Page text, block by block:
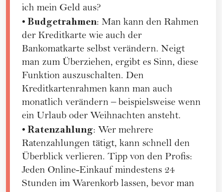
ich mein Geld aus?
• Budgetrahmen: Man kann den Rahmen
der Kreditkarte wie auch der
Bankomatkarte selbst verändern. Neigt
man zum Überziehen, ergibt es Sinn, diese
Funktion auszuschalten. Den
Kreditkartenrahmen kann man auch
monatlich verändern – beispielsweise wenn
ein Urlaub oder Weihnachten ansteht.
• Ratenzahlung: Wer mehrere
Ratenzahlungen tätigt, kann schnell den
Überblick verlieren. Tipp von den Profis:
Jeden Online-Einkauf mindestens 24
Stunden im Warenkorb lassen, bevor man